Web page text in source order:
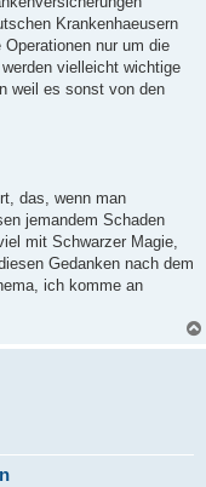
Krankenhaeusern
nur um die
vielleicht wichtige
weil es sonst von den
das, wenn man
jemandem Schaden
mit Schwarzer Magie,
Gedanken nach dem
ich komme an